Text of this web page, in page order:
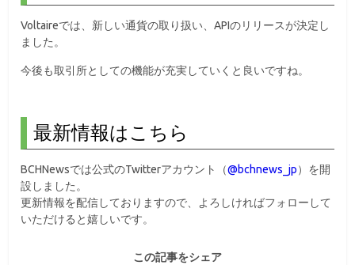
Voltaireでは、新しい通貨の取り扱い、APIのリリースが決定し
ました。
今後も取引所としての機能が充実していくと良いですね。
最新情報はこちら
BCHNewsでは公式のTwitterアカウント（@bchnews_jp）を開
設しました。
更新情報を配信しておりますので、よろしければフォローして
いただけると嬉しいです。
この記事をシェア